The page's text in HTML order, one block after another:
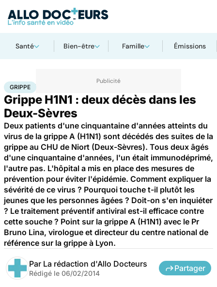
Santé Bien-être Famille Émissions
AccueilSanté
GRIPPE
Grippe H1N1 : deux décès dans les
Deux-Sèvres
Deux patients d'une cinquantaine d'années atteints du
virus de la grippe A (H1N1) sont décédés des suites de la
grippe au CHU de Niort (Deux-Sèvres). Tous deux âgés
d'une cinquantaine d'années, l'un était immunodéprimé,
l'autre pas. L'hôpital a mis en place des mesures de
prévention pour éviter l'épidémie. Comment expliquer la
sévérité de ce virus ? Pourquoi touche t-il plutôt les
jeunes que les personnes âgées ? Doit-on s'en inquiéter
? Le traitement préventif antiviral est-il efficace contre
cette souche ? Point sur la grippe A (H1N1) avec le Pr
Bruno Lina, virologue et directeur du centre national de
référence sur la grippe à Lyon.
Par La rédaction d'Allo Docteurs
Rédigé le 06/02/2014
Partager